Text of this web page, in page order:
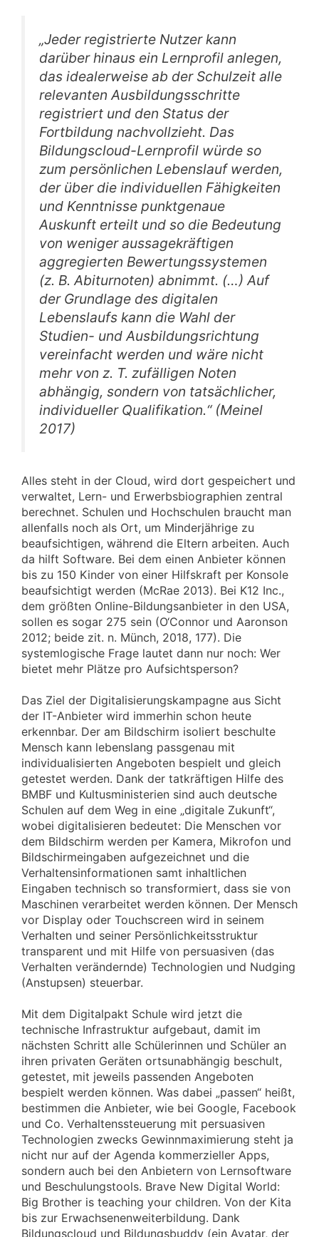
„Jeder registrierte Nutzer kann
darüber hinaus ein Lernprofil anlegen,
das idealerweise ab der Schulzeit alle
relevanten Ausbildungsschritte
registriert und den Status der
Fortbildung nachvollzieht. Das
Bildungscloud-Lernprofil würde so
zum persönlichen Lebenslauf werden,
der über die individuellen Fähigkeiten
und Kenntnisse punktgenaue
Auskunft erteilt und so die Bedeutung
von weniger aussagekräftigen
aggregierten Bewertungssystemen
(z. B. Abiturnoten) abnimmt. (…) Auf
der Grundlage des digitalen
Lebenslaufs kann die Wahl der
Studien- und Ausbildungsrichtung
vereinfacht werden und wäre nicht
mehr von z. T. zufälligen Noten
abhängig, sondern von tatsächlicher,
individueller Qualifikation.“ (Meinel
2017)
Alles steht in der Cloud, wird dort gespeichert und
verwaltet, Lern- und Erwerbsbiographien zentral
berechnet. Schulen und Hochschulen braucht man
allenfalls noch als Ort, um Minderjährige zu
beaufsichtigen, während die Eltern arbeiten. Auch
da hilft Software. Bei dem einen Anbieter können
bis zu 150 Kinder von einer Hilfskraft per Konsole
beaufsichtigt werden (McRae 2013). Bei K12 Inc.,
dem größten Online-Bildungsanbieter in den USA,
sollen es sogar 275 sein (O‘Connor und Aaronson
2012; beide zit. n. Münch, 2018, 177). Die
systemlogische Frage lautet dann nur noch: Wer
bietet mehr Plätze pro Aufsichtsperson?
Das Ziel der Digitalisierungskampagne aus Sicht
der IT-Anbieter wird immerhin schon heute
erkennbar. Der am Bildschirm isoliert beschulte
Mensch kann lebenslang passgenau mit
individualisierten Angeboten bespielt und gleich
getestet werden. Dank der tatkräftigen Hilfe des
BMBF und Kultusministerien sind auch deutsche
Schulen auf dem Weg in eine „digitale Zukunft“,
wobei digitalisieren bedeutet: Die Menschen vor
dem Bildschirm werden per Kamera, Mikrofon und
Bildschirmeingaben aufgezeichnet und die
Verhaltensinformationen samt inhaltlichen
Eingaben technisch so transformiert, dass sie von
Maschinen verarbeitet werden können. Der Mensch
vor Display oder Touchscreen wird in seinem
Verhalten und seiner Persönlichkeitsstruktur
transparent und mit Hilfe von persuasiven (das
Verhalten verändernde) Technologien und Nudging
(Anstupsen) steuerbar.
Mit dem Digitalpakt Schule wird jetzt die
technische Infrastruktur aufgebaut, damit im
nächsten Schritt alle Schülerinnen und Schüler an
ihren privaten Geräten ortsunabhängig beschult,
getestet, mit jeweils passenden Angeboten
bespielt werden können. Was dabei „passen“ heißt,
bestimmen die Anbieter, wie bei Google, Facebook
und Co. Verhaltenssteuerung mit persuasiven
Technologien zwecks Gewinnmaximierung steht ja
nicht nur auf der Agenda kommerzieller Apps,
sondern auch bei den Anbietern von Lernsoftware
und Beschulungstools. Brave New Digital World:
Big Brother is teaching your children. Von der Kita
bis zur Erwachsenenweiterbildung. Dank
Bildungscloud und Bildungsbuddy (ein Avatar, der